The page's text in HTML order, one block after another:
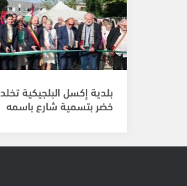
بلدية إكسل البلجيكية
خضر بتسمية شارع باسمه